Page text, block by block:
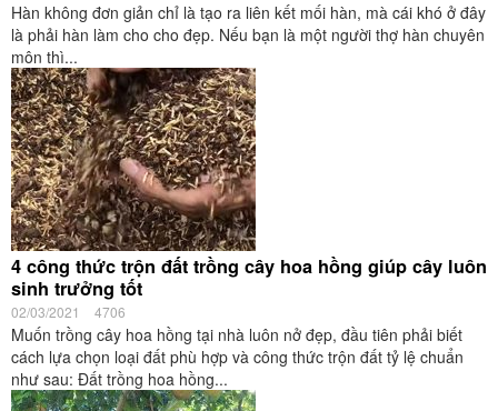
Hàn không đơn giản chỉ là tạo ra liên kết mối hàn, mà cái khó ở đây
là phải hàn làm cho cho đẹp. Nếu bạn là một người thợ hàn chuyên
môn thì...
4 công thức trộn đất trồng cây hoa hồng giúp cây luôn
sinh trưởng tốt
02/03/2021 4706
Muốn trồng cây hoa hồng tại nhà luôn nở đẹp, đầu tiên phải biết
cách lựa chọn loại đất phù hợp và công thức trộn đất tỷ lệ chuẩn
như sau: Đất trồng hoa hồng...